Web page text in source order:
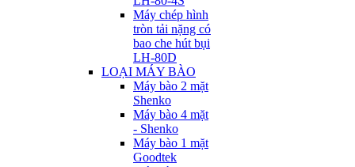
Máy chép hình
tròn tải nặng có
bao che hút bụi
LH-80D
LOẠI MÁY BÀO
Máy bào 2 mặt
Shenko
Máy bào 4 mặt
- Shenko
Máy bào 1 mặt
Goodtek